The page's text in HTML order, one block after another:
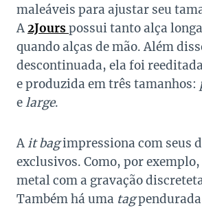
maleáveis para ajustar seu
A2Jourspossui tanto alça
quando alças de mão. Além
descontinuada, ela foi
e produzida em três tamanhos:
elarge.
Ait bagimpressiona com seus
exclusivos. Como, por
metal com a gravação
Também há uma tag